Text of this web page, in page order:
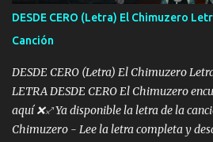
también la nueve que cargo al lado doy
al traicionero damos pa abajo Y No me
pues hay charola les voy a dar hasta
DESDE CERO (Letra) El Chimuzero
Canción
DESDE CERO (Letra) El Chimuzero
LETRA DESDE CERO El Chimuzero
aquí ❌♐ Ya disponible la letra de la
Chimuzero - Lee la letra completa y